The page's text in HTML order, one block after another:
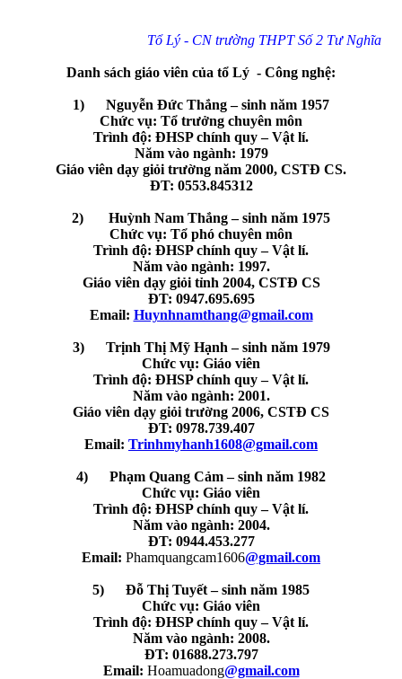
Tổ Lý - CN trường THPT Số 2 Tư Nghĩa
Danh sách giáo viên của tổ Lý - Công nghệ:
1) Nguyễn Đức Thắng – sinh năm 1957
Chức vụ: Tổ trưởng chuyên môn
Trình độ: ĐHSP chính quy – Vật lí.
Năm vào ngành: 1979
Giáo viên dạy giỏi trường năm 2000, CSTĐ CS.
ĐT: 0553.845312
2)
Huỳnh Nam Thắng – sinh năm 1975
Chức vụ: Tổ phó chuyên môn
Trình độ: ĐHSP chính quy – Vật lí.
Năm vào ngành: 1997.
Giáo viên dạy giỏi tỉnh 2004, CSTĐ CS
ĐT: 0947.695.695
Email: Huynhnamthang@gmail.com
3) Trịnh Thị Mỹ Hạnh – sinh năm 1979
Chức vụ: Giáo viên
Trình độ: ĐHSP chính quy – Vật lí.
Năm vào ngành: 2001.
Giáo viên dạy giỏi trường 2006, CSTĐ CS
ĐT: 0978.739.407
Email: Trinhmyhanh1608@gmail.com
4) Phạm Quang Cảm – sinh năm 1982
Chức vụ: Giáo viên
Trình độ: ĐHSP chính quy – Vật lí.
Năm vào ngành: 2004.
ĐT: 0944.453.277
Email: Phamquangcam1606@gmail.com
5) Đỗ Thị Tuyết – sinh năm 1985
Chức vụ: Giáo viên
Trình độ: ĐHSP chính quy – Vật lí.
Năm vào ngành: 2008.
ĐT: 01688.273.797
Email: Hoamuadong@gmail.com